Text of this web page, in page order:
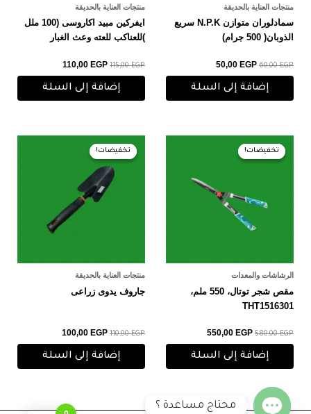
منتجات العناية بالحديقة
سمادلوران متوازن N.P.K سريع
الذوبان( 500 جرام)
60,00EGP
50,00 EGP
إضافة إلى السلة
منتجات العناية بالحديقة
ايفركين مبيد اكاروسى (100 ملل
)للعناكب للعته وعث الغبار
115,00EGP
110,00 EGP
إضافة إلى السلة
تخفيضات!
تخفيضات!
الرشاشات والمعدات
مقص شجر توتال، 550 ملم،
THT1516301
580,00EGP
السعر
الأصلي
هو:
550,00 EGP
السعر
إضافة إلى السلة
تخفيضات!
تخفيضات!
منتجات العناية بالحديقة
جاروف يدوى زراعى
110,00EGP
السعر
الأصلي
هو:
110,00 EGP.
100,00 EGP
السعر
إضافة إلى السلة
محتاج مساعدة ؟